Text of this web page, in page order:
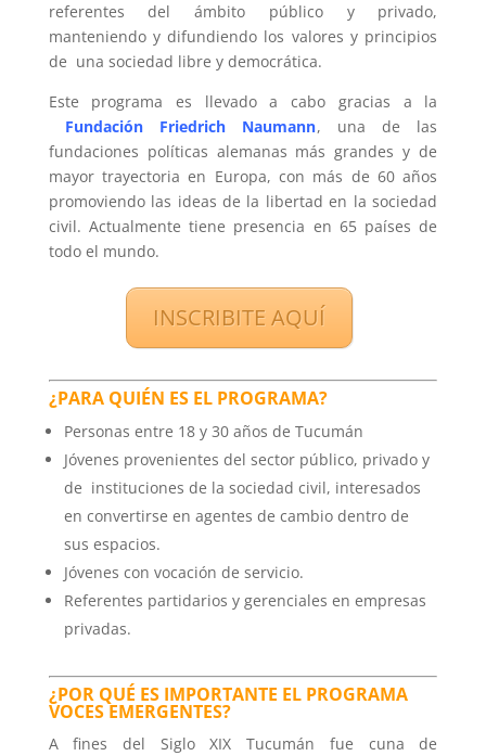
referentes del ámbito público y privado,
manteniendo y difundiendo los valores y principios
de una sociedad libre y democrática.
Este programa es llevado a cabo gracias a la
Fundación Friedrich Naumann, una de las
fundaciones políticas alemanas más grandes y de
mayor trayectoria en Europa, con más de 60 años
promoviendo las ideas de la libertad en la sociedad
civil. Actualmente tiene presencia en 65 países de
todo el mundo.
INSCRIBITE AQUÍ
¿PARA QUIÉN ES EL PROGRAMA?
Personas entre 18 y 30 años de Tucumán
Jóvenes provenientes del sector público, privado y
de instituciones de la sociedad civil, interesados
en convertirse en agentes de cambio dentro de
sus espacios.
Jóvenes con vocación de servicio.
Referentes partidarios y gerenciales en empresas
privadas.
¿POR QUÉ ES IMPORTANTE EL PROGRAMA
VOCES EMERGENTES?
A fines del Siglo XIX Tucumán fue cuna de